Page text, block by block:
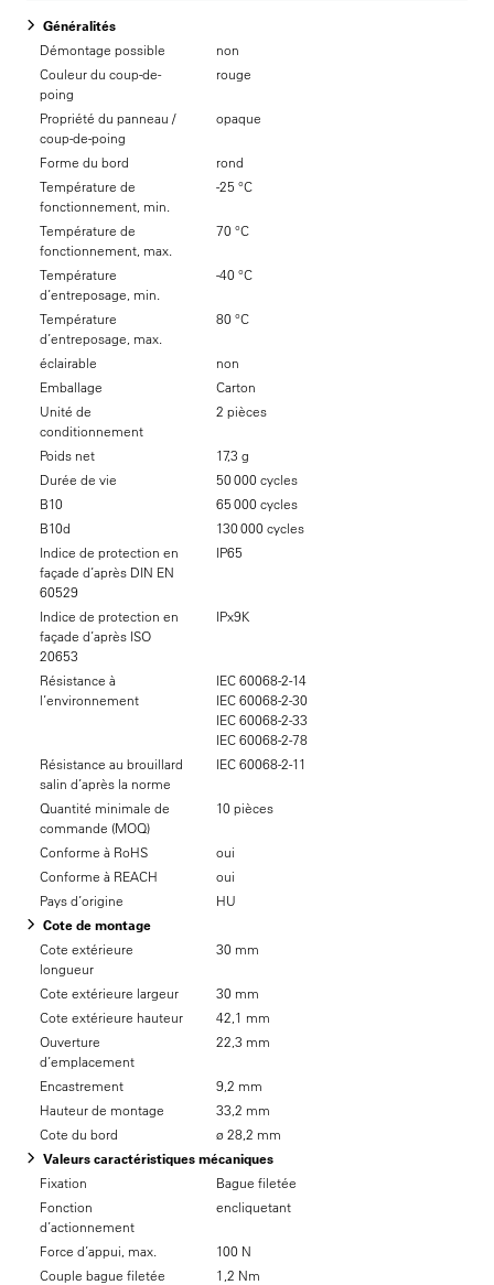
Généralités
Démontage possible
non
Couleur du coup-de-
poing
rouge
Propriété du panneau /
coup-de-poing
opaque
Forme du bord
rond
Température de
fonctionnement, min.
-25 °C
Température de
fonctionnement, max.
70 °C
Température
d’entreposage, min.
-40 °C
Température
d’entreposage, max.
80 °C
éclairable
non
Emballage
Carton
Unité de
conditionnement
2 pièces
Poids net
17,3 g
Durée de vie
50 000 cycles
B10
65 000 cycles
B10d
130 000 cycles
Indice de protection en
façade d’après DIN EN
60529
IP65
Indice de protection en
façade d’après ISO
20653
IPx9K
Résistance à
l’environnement
IEC 60068-2-14
IEC 60068-2-30
IEC 60068-2-33
IEC 60068-2-78
Résistance au brouillard
salin d’après la norme
IEC 60068-2-11
Quantité minimale de
commande (MOQ)
10 pièces
Conforme à RoHS
oui
Conforme à REACH
oui
Pays d’origine
HU
Cote de montage
Cote extérieure
longueur
30 mm
Cote extérieure largeur
30 mm
Cote extérieure hauteur
42,1 mm
Ouverture
d’emplacement
22,3 mm
Encastrement
9,2 mm
Hauteur de montage
33,2 mm
Cote du bord
ø 28,2 mm
Valeurs caractéristiques mécaniques
Fixation
Bague filetée
Fonction
d’actionnement
encliquetant
Force d’appui, max.
100 N
Couple bague filetée
1,2 Nm